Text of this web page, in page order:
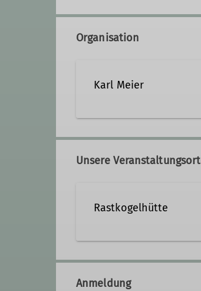
Organisation
Karl Meier
Unsere
Rastkogelhütte
Anmeldung